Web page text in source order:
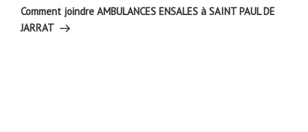
suivant
Comment joindre AMBULANCES ENSALES à SAINT PAUL DE
JARRAT